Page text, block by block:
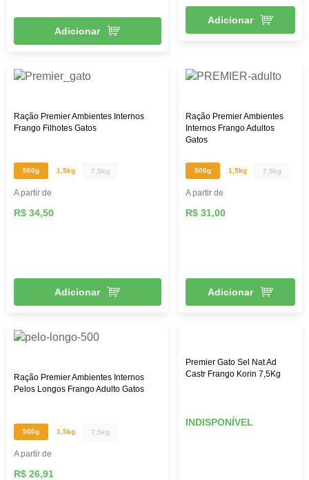
Adicionar
Adicionar
Ração Premier Ambientes Internos
Frango Filhotes Gatos
500g 1,5kg 7,5kg
A partir de
R$ 34,50
Adicionar
Ração Premier Ambientes
Internos Frango Adultos
Gatos
500g 1,5kg 7,5kg
A partir de
R$ 31,00
Adicionar
Ração Premier Ambientes Internos
Pelos Longos Frango Adulto Gatos
500g 1,5kg 7,5kg
A partir de
R$ 26,91
Premier Gato Sel Nat Ad
Castr Frango Korin 7,5Kg
INDISPONÍVEL